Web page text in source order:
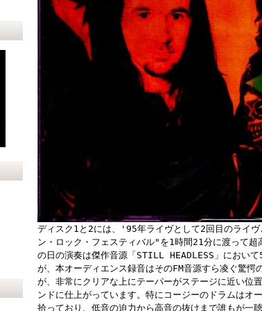
ディスク1と2には、'95年ライヴとして2回目のライ
ン・ロック・フェスティバル"を1時間21分に渡って
の日の演奏は傑作音源「STILL HEADLESS」におい
が、本オーディエンス録音はそのFM音源すら凌ぐ驚
が、非常にクリアな上にテーパーがステージに近い位
ンドに仕上がっています。特にコージーのドラムはオ
拾っており、低音の迫力から高音の抜けまで誰もが一